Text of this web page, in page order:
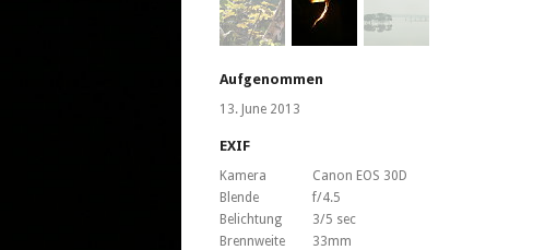
Aufgenommen
13. June 2013
EXIF
Kamera
Canon EOS 30D
Blende
f/4.5
Belichtung
3/5 sec
Brennweite
33mm